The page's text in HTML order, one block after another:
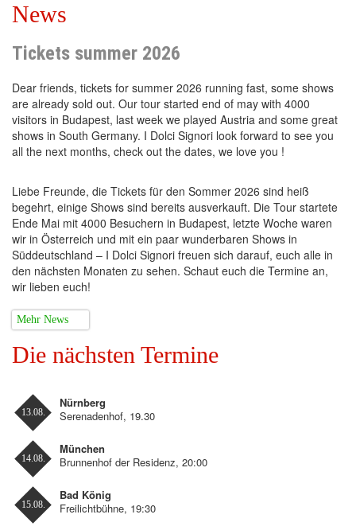
News
Tickets summer 2026
Dear friends, tickets for summer 2026 running fast, some shows
are already sold out. Our tour started end of may with 4000
visitors in Budapest, last week we played Austria and some great
shows in South Germany. I Dolci Signori look forward to see you
all the next months, check out the dates, we love you !
Liebe Freunde, die Tickets für den Sommer 2026 sind heiß
begehrt, einige Shows sind bereits ausverkauft. Die Tour startete
Ende Mai mit 4000 Besuchern in Budapest, letzte Woche waren
wir in Österreich und mit ein paar wunderbaren Shows in
Süddeutschland – I Dolci Signori freuen sich darauf, euch alle in
den nächsten Monaten zu sehen. Schaut euch die Termine an,
wir lieben euch!
Mehr News
Die nächsten Termine
Nürnberg
Serenadenhof, 19.30
13.08.
München
Brunnenhof der Residenz, 20:00
14.08.
Bad König
Freilichtbühne, 19:30
15.08.